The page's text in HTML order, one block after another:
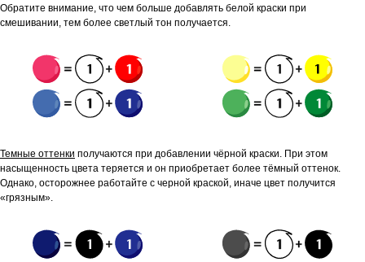
Обратите внимание, что чем больше добавлять белой краски при
смешивании, тем более светлый тон получается.
Темные оттенки получаются при добавлении чёрной краски. При этом
насыщенность цвета теряется и он приобретает более тёмный оттенок.
Однако, осторожнее работайте с черной краской, иначе цвет получится
«грязным».